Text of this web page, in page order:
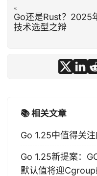
«
Go还是Rust？2025
技术选型之辩
📚 相关文章
Go 1.25中值得关
Go 1.25新提案：
默认值将迎